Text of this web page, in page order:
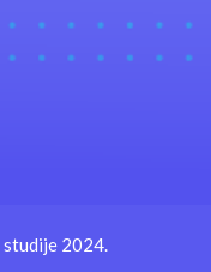
studije 2024.